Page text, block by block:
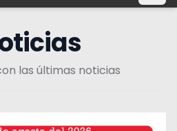
las últimas noticias